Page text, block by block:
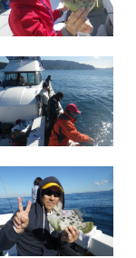
会社概要
リンク集
Link